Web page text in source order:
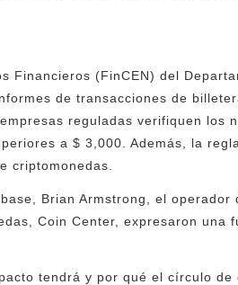
(FinCEN) del
de transacciones de
reguladas verifiquen los
a $ 3,000. Además, la
criptomonedas.
Brian Armstrong, el operador
Coin Center, expresaron una
tendrá y por qué el círculo